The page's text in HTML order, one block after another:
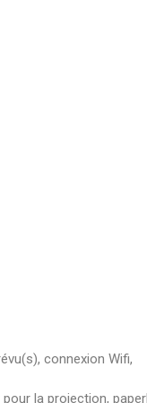
connexion Wifi,
la projection,